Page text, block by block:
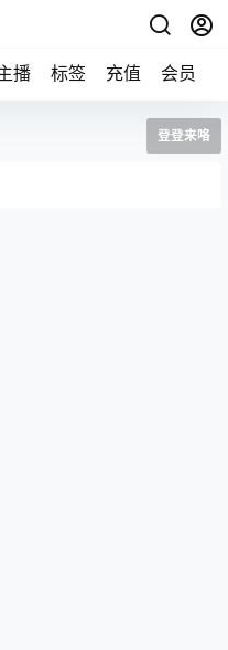
播 标签 充值 会员
登登来咯